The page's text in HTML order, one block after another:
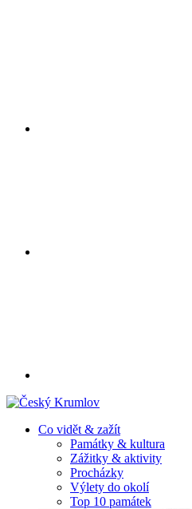
Co vidět & zažít
Památky & kultura
Zážitky & aktivity
Procházky
Výlety do okolí
Top 10 památek